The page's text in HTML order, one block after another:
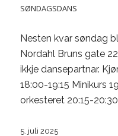
SØNDAGSDANS
Nesten kvar søndag
Nordahl Bruns gate
ikkje dansepartnar.
18:00-19:15 Minikurs
orkesteret 20:15-
5. juli 2025